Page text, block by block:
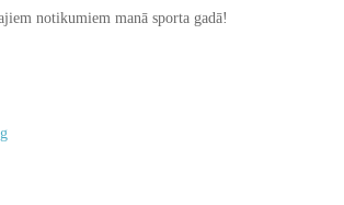
notikumiem manā sporta gadā!